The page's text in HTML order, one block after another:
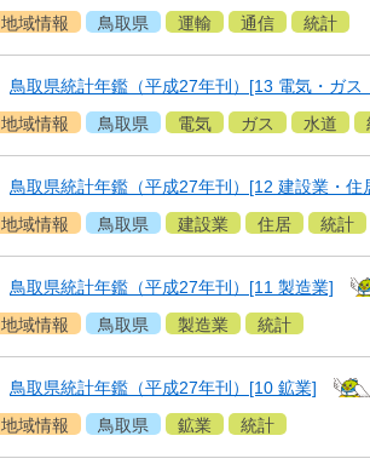
地域情報 鳥取県 運輸 通信 統計
鳥取県統計年鑑（平成27年刊）[13 電気・ガス
地域情報 鳥取県 電気 ガス 水道
鳥取県統計年鑑（平成27年刊）[12 建設業・住
地域情報 鳥取県 建設業 住居 統計
鳥取県統計年鑑（平成27年刊）[11 製造業]
地域情報 鳥取県 製造業 統計
鳥取県統計年鑑（平成27年刊）[10 鉱業]
地域情報 鳥取県 鉱業 統計